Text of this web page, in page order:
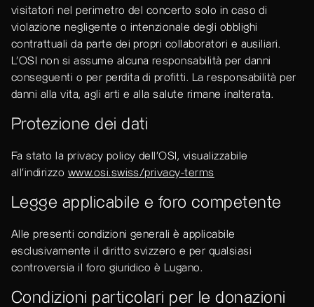
visitatori nel perimetro del concerto solo in caso di
violazione negligente o intenzionale degli obblighi
contrattuali da parte dei propri collaboratori e ausiliari.
L’OSI non si assume alcuna responsabilità per danni
conseguenti o per perdita di profitti. La responsabilità per
danni alla vita, agli arti e alla salute rimane inalterata.
Protezione dei dati
Fa stato la privacy policy dell’OSI, visualizzabile
all’indirizzo www.osi.swiss/privacy-terms
Legge applicabile e foro competente
Alle presenti condizioni generali è applicabile
esclusivamente il diritto svizzero e per qualsiasi
controversia il foro giuridico è Lugano.
Condizioni particolari per le donazioni